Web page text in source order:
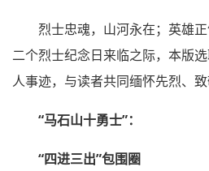
烈士忠魂，山河永在；英雄
二个烈士纪念日来临之际，本版
人事迹，与读者共同缅怀先烈、致
“马石山十勇士”：
“四进三出”包围圈